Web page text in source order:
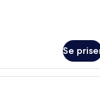
Se
Double | Sengetøy